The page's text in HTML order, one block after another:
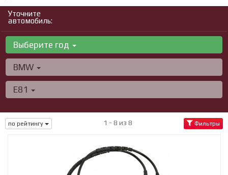
Уточните
автомобиль:
Выберите год
BMW
E81
по рейтингу 1 - 8 из 8 Фильтры